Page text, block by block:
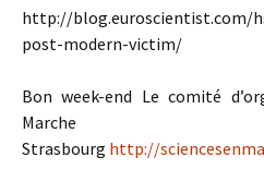
http://blog.euroscientist.com/
post-modern-victim/
Bon week-end Le comité
Marche
Strasbourg http://